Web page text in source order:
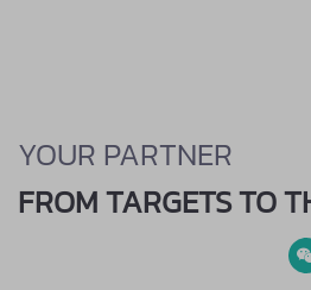
YOUR PARTNER
FROM TARGETS TO